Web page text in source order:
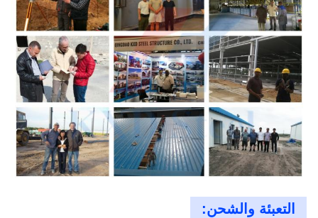
التعبئة والشحن: